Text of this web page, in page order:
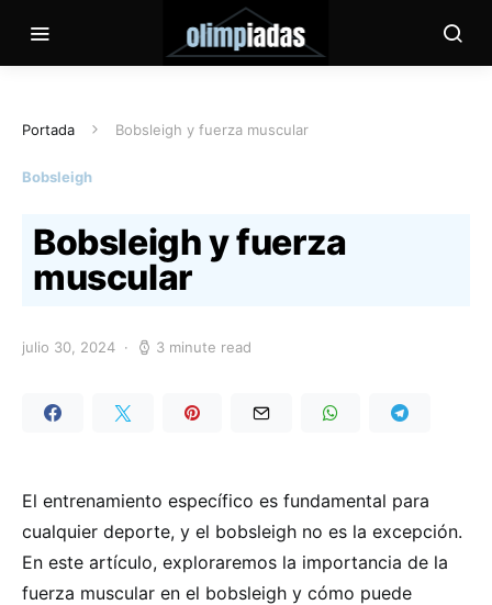
Portada Bobsleigh y fuerza muscular
Bobsleigh
Bobsleigh y fuerza
muscular
julio 30, 2024 3 minute read
El entrenamiento específico es fundamental para
cualquier deporte, y el bobsleigh no es la excepción.
En este artículo, exploraremos la importancia de la
fuerza muscular en el bobsleigh y cómo puede